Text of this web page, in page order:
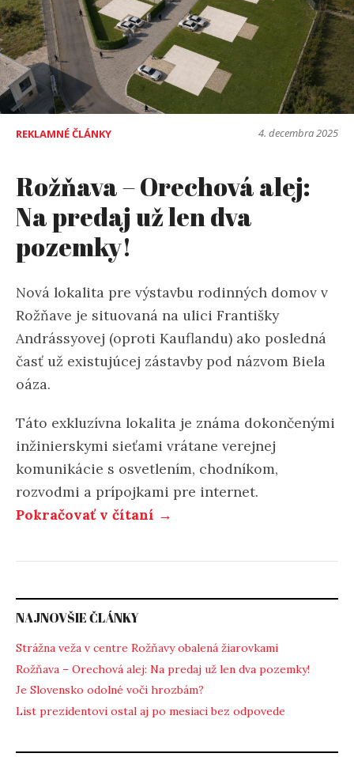
REKLAMNÉ ČLÁNKY 4. decembra 2025
Rožňava – Orechová alej:
Na predaj už len dva
pozemky!
Nová lokalita pre výstavbu rodinných domov v
Rožňave je situovaná na ulici Františky
Andrássyovej (oproti Kauflandu) ako posledná
časť už existujúcej zástavby pod názvom Biela
oáza.
Táto exkluzívna lokalita je známa dokončenými
inžinierskymi sieťami vrátane verejnej
komunikácie s osvetlením, chodníkom,
rozvodmi a prípojkami pre internet.
Pokračovať v čítaní →
NAJNOVŠIE ČLÁNKY
Strážna veža v centre Rožňavy obalená žiarovkami
Rožňava – Orechová alej: Na predaj už len dva pozemky!
Je Slovensko odolné voči hrozbám?
List prezidentovi ostal aj po mesiaci bez odpovede